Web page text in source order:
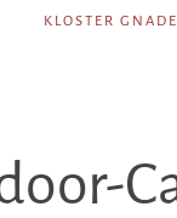
KLOSTER